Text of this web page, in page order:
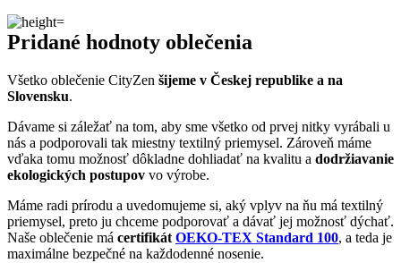
Pridané hodnoty oblečenia
Všetko oblečenie CityZen šijeme v Českej republike a na
Slovensku.
Dávame si záležať na tom, aby sme všetko od prvej nitky vyrábali u
nás a podporovali tak miestny textilný priemysel. Zároveň máme
vďaka tomu možnosť dôkladne dohliadať na kvalitu a dodržiavanie
ekologických postupov vo výrobe.
Máme radi prírodu a uvedomujeme si, aký vplyv na ňu má textilný
priemysel, preto ju chceme podporovať a dávať jej možnosť dýchať.
Naše oblečenie má certifikát OEKO-TEX Standard 100, a teda je
maximálne bezpečné na každodenné nosenie.